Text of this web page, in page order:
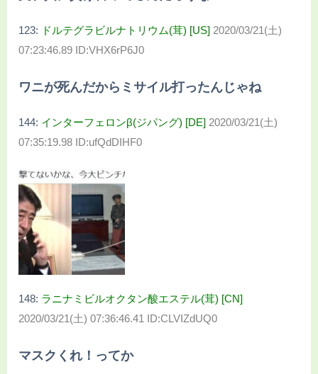
123: ドルテグラビルナトリウム(茸) [US] 2020/03/21(土)
07:23:46.89 ID:VHX6rP6J0
ワニが死んだからミサイル打ったんじゃね
144: インターフェロンβ(ジパング) [DE] 2020/03/21(土)
07:35:19.98 ID:ufQdDIHF0
148: ラニナミビルオクタン酸エステル(茸) [CN]
2020/03/21(土) 07:36:46.41 ID:CLVIZdUQ0
マスクくれ！ってか